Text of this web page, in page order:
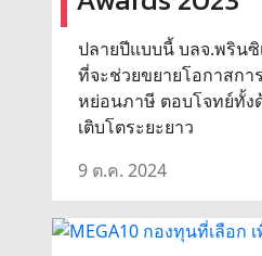
ปลายปีแบบนี้ บลจ.พริน
ที่จะช่วยขยายโอกาสก
หย่อนภาษี ตอบโจทย์ทั้ง
เติบโตระยะยาว
9 ต.ค. 2024